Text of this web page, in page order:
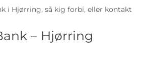
i Hjørring, så kig forbi, eller kontakt
– Hjørring